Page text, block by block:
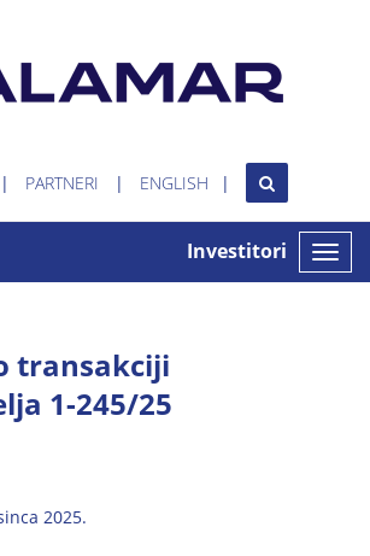
PARTNERI ENGLISH
Toggle
Investitori
transakciji
1-245/25
2025.